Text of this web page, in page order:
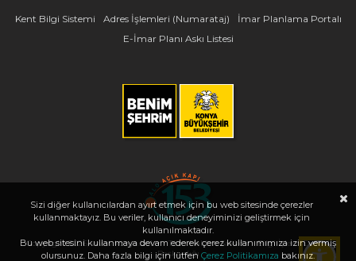
Kent Bilgi Sistemi Adres İşlemleri (Numarataj)
İmar Planlama Portalı
E-İmar Planı Askı Listesi
Copyright 2026, www.konya.bel.tr - Tüm Hakları Saklıdır - Bilgi İşlem Dairesi
Başkanlığı
Sizi diğer kullanıcılardan ayırt etmek için bu web sitesinde çerezler
kullanmaktayız. Bu veriler, kullanıcı deneyiminizi geliştirmek için
kullanılmaktadır.
Bu web sitesini kullanmaya devam ederek çerez kullanımımıza izin vermiş
olursunuz. Daha fazla bilgi için lütfen Çerez Politikamıza bakınız.